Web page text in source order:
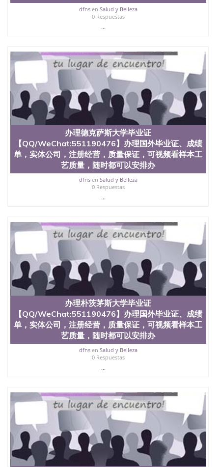
dfnsen Salud y Belleza
0 Respuestas
...
办理德克萨斯大学毕业证
【QQ/WeChat:551190476】办理国外毕业证、成绩
单，实体公司，注册经营，质量保证，可视频看样本工
艺质量，随时都可以安排办
dfnsen Salud y Belleza
0 Respuestas
...
办理朴茨茅斯大学毕业证
【QQ/WeChat:551190476】办理国外毕业证、成绩
单，实体公司，注册经营，质量保证，可视频看样本工
艺质量，随时都可以安排办
dfnsen Salud y Belleza
0 Respuestas
...